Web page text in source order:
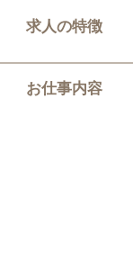
求人の特徴
お仕事内容